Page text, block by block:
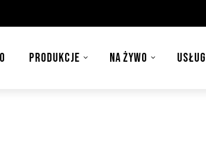
PRODUKCJE NA ŻYWO